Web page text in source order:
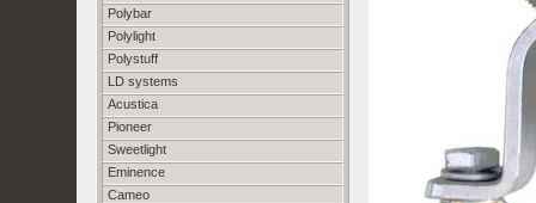
Polybar
Polylight
Polystuff
LD systems
Acustica
Pioneer
Sweetlight
Eminence
Cameo